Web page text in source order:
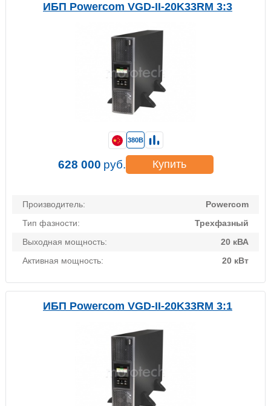
ИБП Powercom VGD-II-20K33RM 3:3
Производитель:
Powercom
Тип фазности:
Трехфазный
Выходная мощность:
20 кВА
Активная мощность:
20 кВт
380В
628 000 руб. Купить
ИБП Powercom VGD-II-20K33RM 3:1